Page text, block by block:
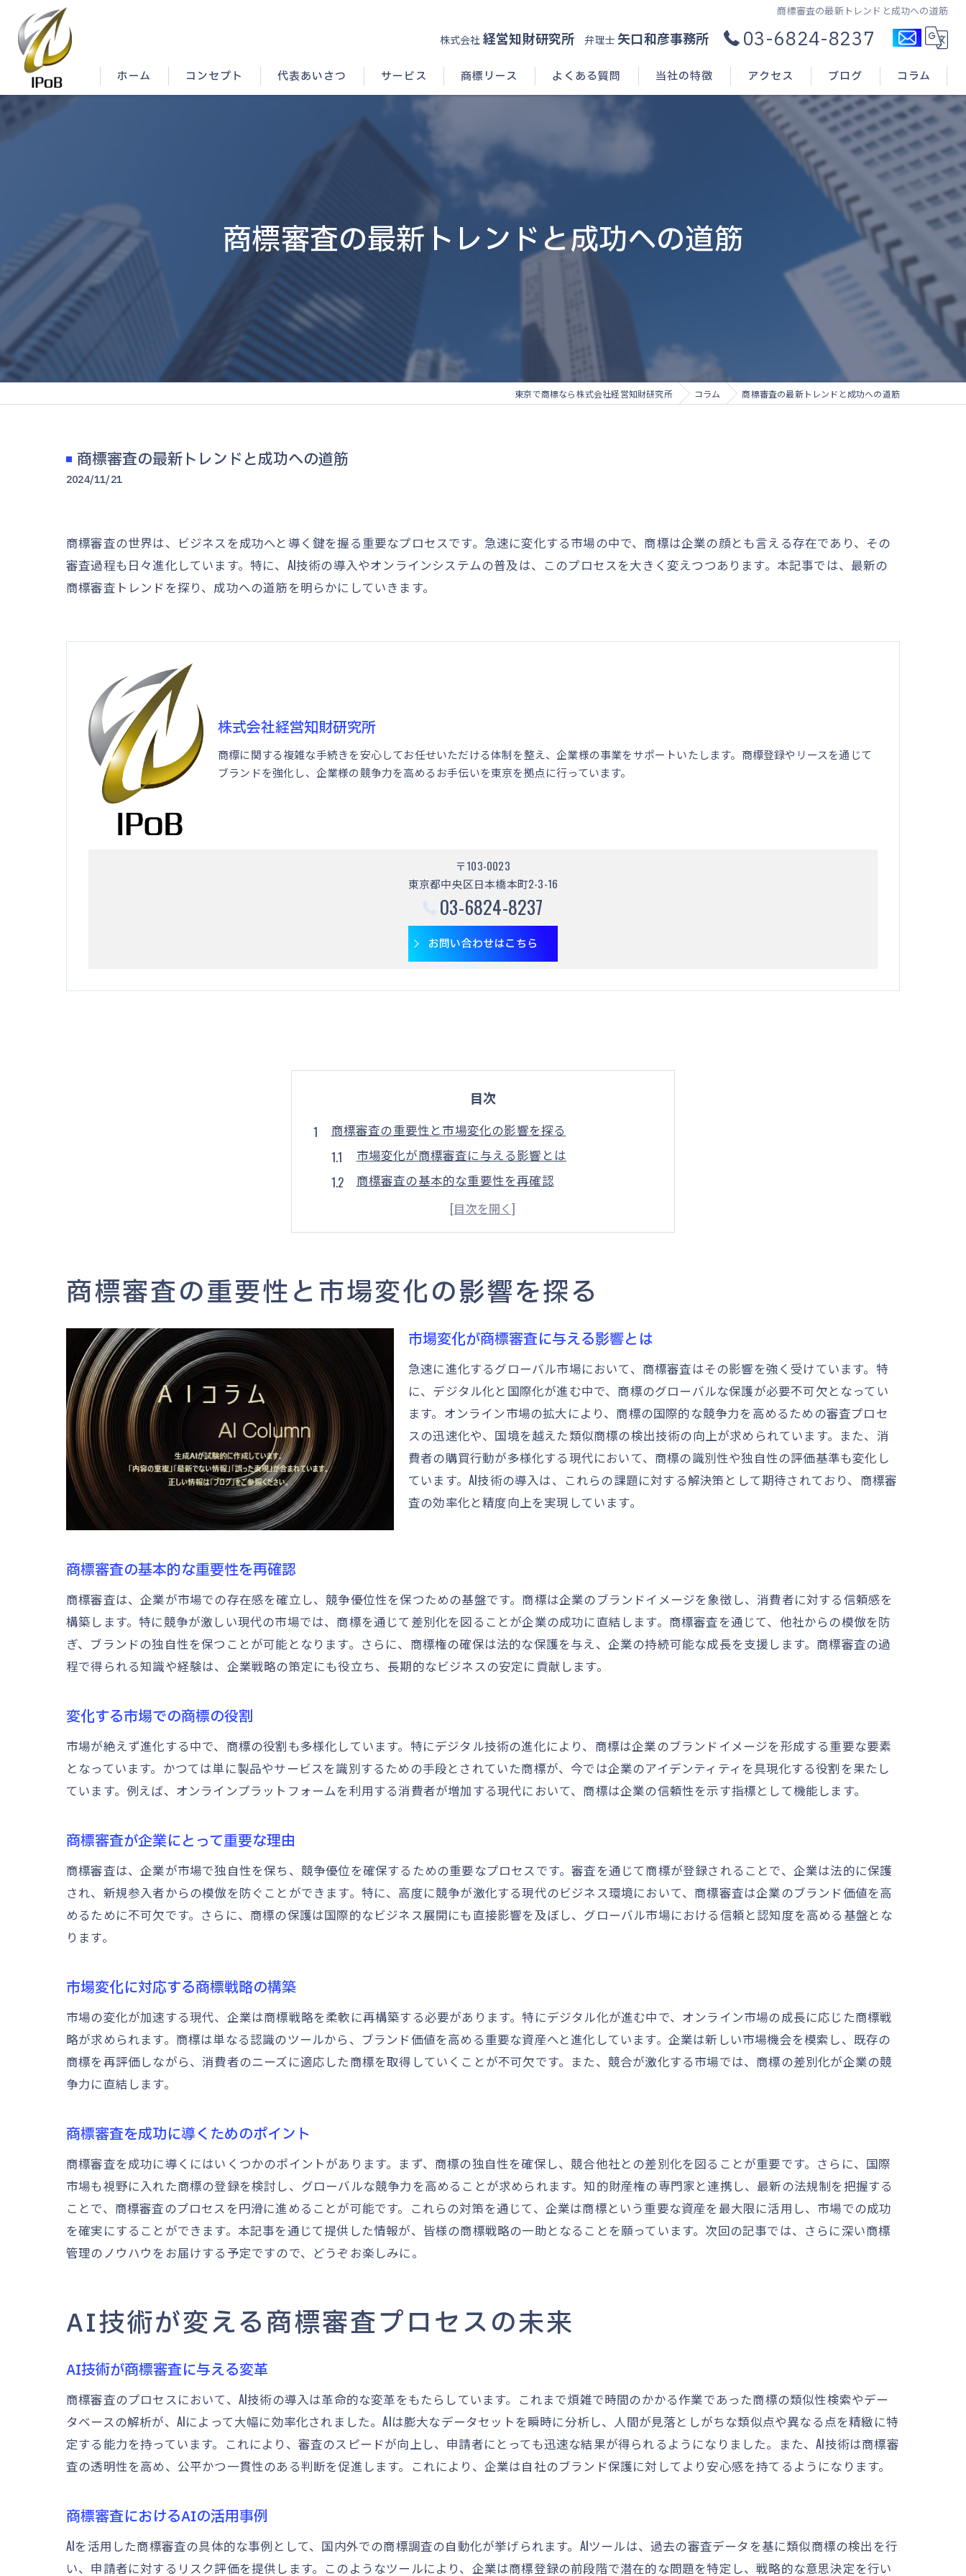
商標審査の最新トレンドと成功への道筋
株式会社 経営知財研究所 弁理士 矢口和彦事務所 03-6824-8237
ホーム コンセプト 代表あいさつ サービス 商標リース よくある質問 当社の特徴
登録
アクセス ブログ コラム
商標審査の最新トレンドと成功への道筋
東京で商標なら株式会社経営知財研究所 コラム 商標審査の最新トレンドと成功への道筋
商標審査の最新トレンドと成功への道筋
2024/11/21
商標審査の世界は、ビジネスを成功へと導く鍵を握る重要なプロセスです。急速に変化する市場の中で、商標は企業の顔とも言える存在であり、その
審査過程も日々進化しています。特に、AI技術の導入やオンラインシステムの普及は、このプロセスを大きく変えつつあります。本記事では、最新の
商標審査トレンドを探り、成功への道筋を明らかにしていきます。
株式会社経営知財研究所
商標に関する複雑な手続きを安心してお任せいただける体制を整え、企業様の事業をサポートいたします。商標登録やリースを通じて
ブランドを強化し、企業様の競争力を高めるお手伝いを東京を拠点に行っています。
〒103-0023
東京都中央区日本橋本町2-3-16
03-6824-8237
お問い合わせはこちら
目次
商標審査の重要性と市場変化の影響を探る
市場変化が商標審査に与える影響とは
商標審査の基本的な重要性を再確認
変化する市場での商標の役割
商標審査が企業にとって重要な理由
商標審査を成功に導くためのポイント
AI技術が変える商標審査プロセスの未来
AI技術が商標審査に与える変革
商標審査におけるAIの活用事例
AI導入による商標審査の効率化
未来の商標審査プロセスとは
AIの進化が商標申請に及ぼす影響
AI技術を利用した商標戦略の新潮流
オンラインシステムの普及による商標申請の進化
オンライン商標申請のメリットとデメリット
デジタル化が促進する商標申請（出願）の進化
オンラインプラットフォームが変える商標申請
オンライン商標申請（出願）を成功に導く方法
商標審査における地域特性とその攻略法
商標審査での地域別攻略ポイント
地域特性を活かした商標の選択と登録
企業成長に直結する商標の活用法
最新トレンドが商標戦略に与える影響
商標審査成功への道筋と注意点
商標審査を成功に導くステップ
商標審査で注意すべきポイント
商標審査で失敗しないための対策
デジタル時代における商標の価値と保護
デジタル時代における商標の重要性
商標保護を強化するデジタルツール
デジタル化が商標価値に与える影響
デジタル時代における商標侵害対策
商標の価値を高めるためのデジタル施策
商標審査の進化が企業に開く新たな可能性
未来の商標審査と企業戦略の融合
企業成長を促す未来の商標審査の展望
商標審査の重要性と市場変化の影響を探る
市場変化が商標審査に与える影響とは
急速に進化するグローバル市場において、商標審査はその影響を強く受けています。特
に、デジタル化と国際化が進む中で、商標のグローバルな保護が必要不可欠となってい
ます。オンライン市場の拡大により、商標の国際的な競争力を高めるための審査プロセ
スの迅速化や、国境を越えた類似商標の検出技術の向上が求められています。また、消
費者の購買行動が多様化する現代において、商標の識別性や独自性の評価基準も変化し
ています。AI技術の導入は、これらの課題に対する解決策として期待されており、商標審
査の効率化と精度向上を実現しています。
商標審査の基本的な重要性を再確認
商標審査は、企業が市場での存在感を確立し、競争優位性を保つための基盤です。商標は企業のブランドイメージを象徴し、消費者に対する信頼感を
構築します。特に競争が激しい現代の市場では、商標を通じて差別化を図ることが企業の成功に直結します。商標審査を通じて、他社からの模倣を防
ぎ、ブランドの独自性を保つことが可能となります。さらに、商標権の確保は法的な保護を与え、企業の持続可能な成長を支援します。商標審査の過
程で得られる知識や経験は、企業戦略の策定にも役立ち、長期的なビジネスの安定に貢献します。
変化する市場での商標の役割
市場が絶えず進化する中で、商標の役割も多様化しています。特にデジタル技術の進化により、商標は企業のブランドイメージを形成する重要な要素
となっています。かつては単に製品やサービスを識別するための手段とされていた商標が、今では企業のアイデンティティを具現化する役割を果たし
ています。例えば、オンラインプラットフォームを利用する消費者が増加する現代において、商標は企業の信頼性を示す指標として機能します。
商標審査が企業にとって重要な理由
商標審査は、企業が市場で独自性を保ち、競争優位を確保するための重要なプロセスです。審査を通じて商標が登録されることで、企業は法的に保護
され、新規参入者からの模倣を防ぐことができます。特に、高度に競争が激化する現代のビジネス環境において、商標審査は企業のブランド価値を高
めるために不可欠です。さらに、商標の保護は国際的なビジネス展開にも直接影響を及ぼし、グローバル市場における信頼と認知度を高める基盤とな
ります。
市場変化に対応する商標戦略の構築
市場の変化が加速する現代、企業は商標戦略を柔軟に再構築する必要があります。特にデジタル化が進む中で、オンライン市場の成長に応じた商標戦
略が求められます。商標は単なる認識のツールから、ブランド価値を高める重要な資産へと進化しています。企業は新しい市場機会を模索し、既存の
商標を再評価しながら、消費者のニーズに適応した商標を取得していくことが不可欠です。また、競合が激化する市場では、商標の差別化が企業の競
争力に直結します。
商標審査を成功に導くためのポイント
商標審査を成功に導くにはいくつかのポイントがあります。まず、商標の独自性を確保し、競合他社との差別化を図ることが重要です。さらに、国際
市場も視野に入れた商標の登録を検討し、グローバルな競争力を高めることが求められます。知的財産権の専門家と連携し、最新の法規制を把握する
ことで、商標審査のプロセスを円滑に進めることが可能です。これらの対策を通じて、企業は商標という重要な資産を最大限に活用し、市場での成功
を確実にすることができます。本記事を通じて提供した情報が、皆様の商標戦略の一助となることを願っています。次回の記事では、さらに深い商標
管理のノウハウをお届けする予定ですので、どうぞお楽しみに。
AI技術が変える商標審査プロセスの未来
AI技術が商標審査に与える変革
商標審査のプロセスにおいて、AI技術の導入は革命的な変革をもたらしています。これまで煩雑で時間のかかる作業であった商標の類似性検索やデー
タベースの解析が、AIによって大幅に効率化されました。AIは膨大なデータセットを瞬時に分析し、人間が見落としがちな類似点や異なる点を精緻に特
定する能力を持っています。これにより、審査のスピードが向上し、申請者にとっても迅速な結果が得られるようになりました。また、AI技術は商標審
査の透明性を高め、公平かつ一貫性のある判断を促進します。これにより、企業は自社のブランド保護に対してより安心感を持てるようになります。
商標審査におけるAIの活用事例
AIを活用した商標審査の具体的な事例として、国内外での商標調査の自動化が挙げられます。AIツールは、過去の審査データを基に類似商標の検出を行
い、申請者に対するリスク評価を提供します。このようなツールにより、企業は商標登録の前段階で潜在的な問題を特定し、戦略的な意思決定を行い